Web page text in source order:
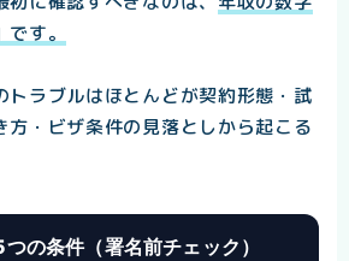
す。
トラブルはほとんどが契約形態・試
方・ビザ条件の見落としから起こる
の条件（署名前チェック）